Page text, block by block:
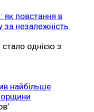
як повстання в
за незалежність
однією з
найбільше